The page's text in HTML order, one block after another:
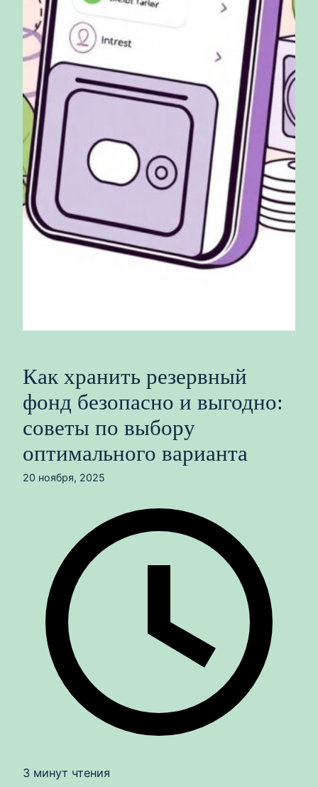
Как хранить резервный
фонд безопасно и выгодно:
советы по выбору
оптимального варианта
20 ноября, 2025
3 минут чтения